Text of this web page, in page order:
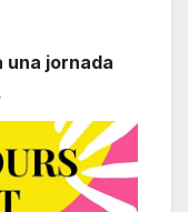
una jornada